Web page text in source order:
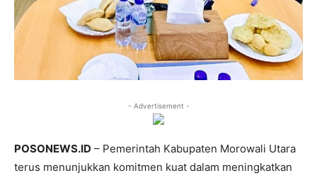
- Advertisement -
POSONEWS.ID – Pemerintah Kabupaten Morowali Utara
terus menunjukkan komitmen kuat dalam meningkatkan